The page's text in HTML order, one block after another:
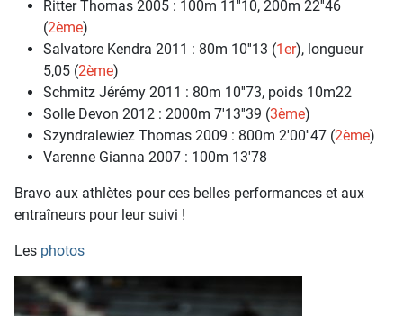
Ritter Thomas 2005 : 100m 11''10, 200m 22''46
(2ème)
Salvatore Kendra 2011 : 80m 10''13 (1er), longueur
5,05 (2ème)
Schmitz Jérémy 2011 : 80m 10''73, poids 10m22
Solle Devon 2012 : 2000m 7'13''39 (3ème)
Szyndralewiez Thomas 2009 : 800m 2'00''47 (2ème)
Varenne Gianna 2007 : 100m 13'78
Bravo aux athlètes pour ces belles performances et aux
entraîneurs pour leur suivi !
Les photos